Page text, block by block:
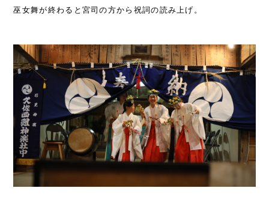
巫女舞が終わると宮司の方から祝詞の読み上げ。